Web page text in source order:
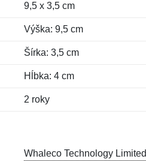
9,5 x 3,5 cm
Výška: 9,5 cm
Šírka: 3,5 cm
Hĺbka: 4 cm
2 roky
Whaleco Technology Limited